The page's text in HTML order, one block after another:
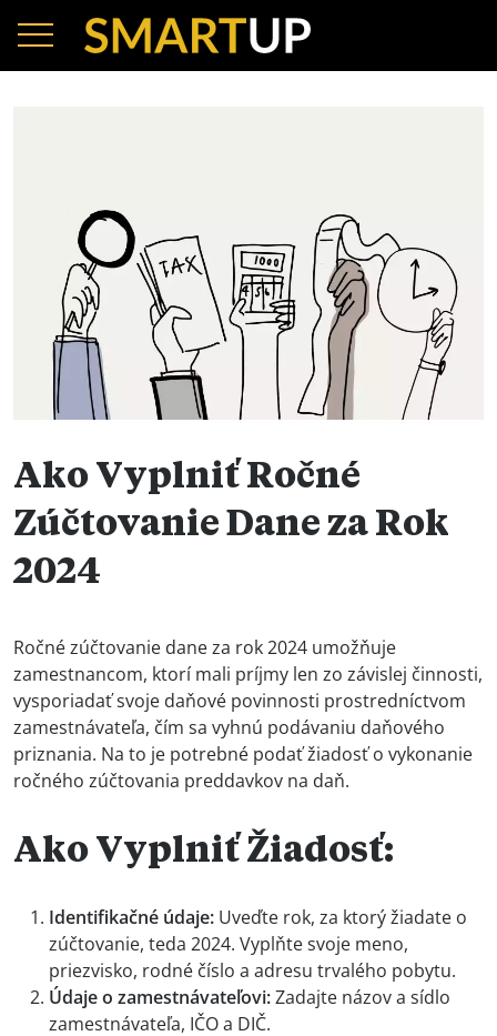
Ako Vyplniť Ročné
Zúčtovanie Dane za Rok
2024
Ročné zúčtovanie dane za rok 2024 umožňuje
zamestnancom, ktorí mali príjmy len zo závislej činnosti,
vysporiadať svoje daňové povinnosti prostredníctvom
zamestnávateľa, čím sa vyhnú podávaniu daňového
priznania. Na to je potrebné podať žiadosť o vykonanie
ročného zúčtovania preddavkov na daň.
Ako Vyplniť Žiadosť:
Identifikačné údaje: Uveďte rok, za ktorý žiadate o
zúčtovanie, teda 2024. Vyplňte svoje meno,
priezvisko, rodné číslo a adresu trvalého pobytu.
Údaje o zamestnávateľovi:Zadajte názov a sídlo
zamestnávateľa, IČO a DIČ.